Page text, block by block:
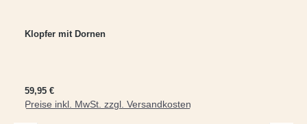
Klopfer mit Dornen
Regulärer Preis:
59,95 €
Preise inkl. MwSt. zzgl. Versandkosten
In den Warenkorb